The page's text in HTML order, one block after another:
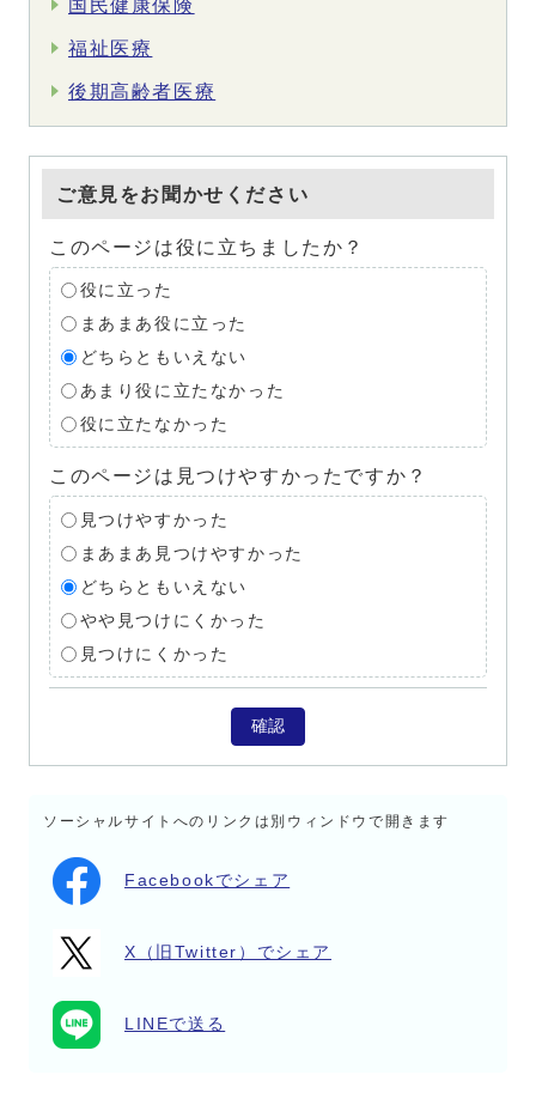
国民健康保険
福祉医療
後期高齢者医療
ご意見をお聞かせください
このページは役に立ちましたか？
役に立った
まあまあ役に立った
どちらともいえない
あまり役に立たなかった
役に立たなかった
このページは見つけやすかったですか？
見つけやすかった
まあまあ見つけやすかった
どちらともいえない
やや見つけにくかった
見つけにくかった
確認
ソーシャルサイトへのリンクは別ウィンドウで開きます
Facebookでシェア
X（旧Twitter）でシェア
LINEで送る